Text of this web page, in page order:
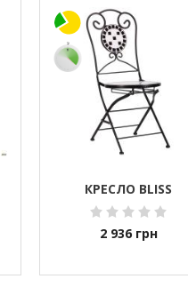
КРЕСЛО BLISS
2 936 грн